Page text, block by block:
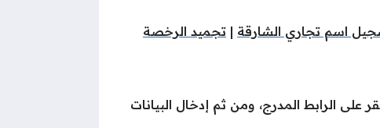
اسم تجاري الشارقة | تجميد الرخصة
على الرابط المدرج، ومن ثم إدخال البيانات